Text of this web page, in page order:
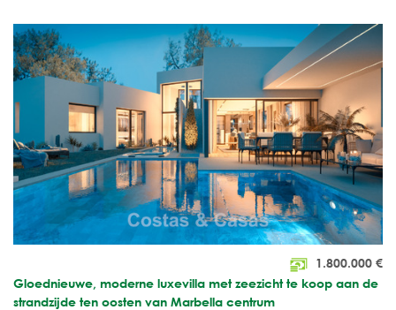
1.800.000 €
Gloednieuwe, moderne luxevilla met zeezicht te koop aan de
strandzijde ten oosten van Marbella centrum